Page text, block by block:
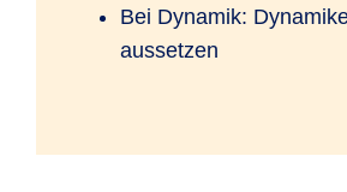
Bei Dynamik:
aussetzen